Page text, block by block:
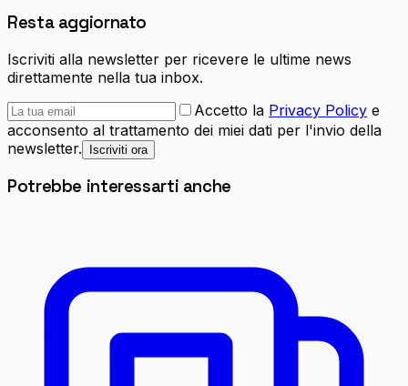
Resta aggiornato
Iscriviti alla newsletter per ricevere le ultime news
direttamente nella tua inbox.
Accetto la Privacy Policy e
acconsento al trattamento dei miei dati per l'invio della
newsletter.
Iscriviti ora
Potrebbe interessarti anche